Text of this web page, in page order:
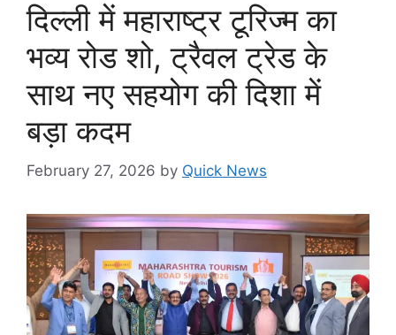
दिल्ली में महाराष्ट्र टूरिज्म का
भव्य रोड शो, ट्रैवल ट्रेड के
साथ नए सहयोग की दिशा में
बड़ा कदम
February 27, 2026 by Quick News